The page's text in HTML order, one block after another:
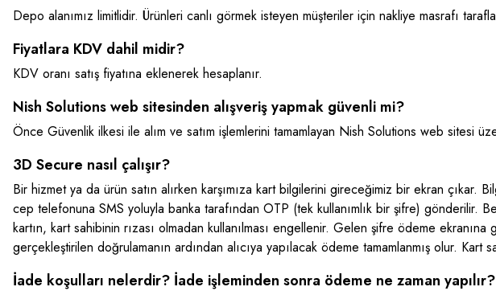
Depo alanımız limitlidir. Ürünleri canlı görmek isteyen müşteriler için nakliye masrafı
Fiyatlara KDV dahil midir?
KDV oranı satış fiyatına eklenerek hesaplanır.
Nish Solutions web sitesinden alışveriş yapmak güvenli mi?
Önce Güvenlik ilkesi ile alım ve satım işlemlerini tamamlayan Nish Solutions web sitesi
3D Secure nasıl çalışır?
Bir hizmet ya da ürün satın alırken karşımıza kart bilgilerini gireceğimiz bir ekran
cep telefonuna SMS yoluyla banka tarafından OTP (tek kullanımlık bir şifre) gönderilir.
kartın, kart sahibinin rızası olmadan kullanılması engellenir. Gelen şifre ödeme
gerçekleştirilen doğrulamanın ardından alıcıya yapılacak ödeme tamamlanmış olur.
İade koşulları nelerdir? İade işleminden sonra ödeme ne zaman yapılır?